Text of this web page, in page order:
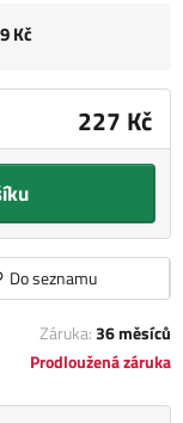
227 Kč
Do seznamu
Kč
Záruka:36 měsíců
Prodloužená záruka